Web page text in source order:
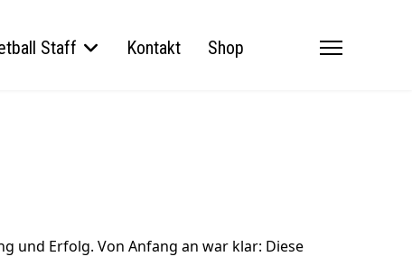
Staff Kontakt Shop
und Erfolg. Von Anfang an war klar: Diese